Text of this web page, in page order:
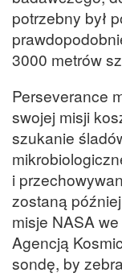
potrzebny był
3000 metrów
Perseverance
swojej misji
szukanie
i
zostaną
misje NASA
Agencją
sondę, by